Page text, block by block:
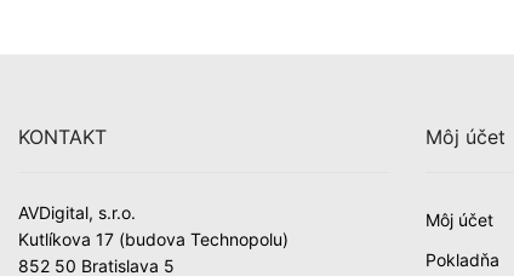
KONTAKT
AVDigital, s.r.o.
Kutlíkova 17 (budova Technopolu)
852 50 Bratislava 5
Môj účet
Môj účet
Pokladňa